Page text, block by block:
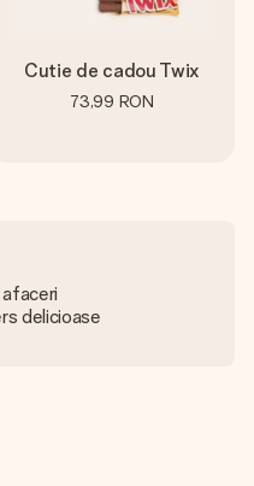
Cutie de cadou Twix
73,99 RON
delicioase